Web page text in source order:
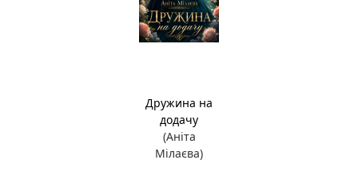
Дружина на
додачу
(Аніта
Мілаєва)